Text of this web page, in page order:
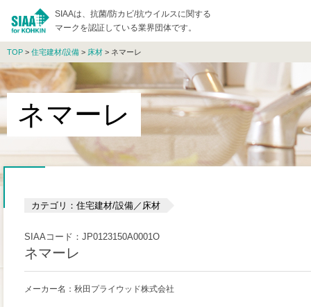
SIAAは、抗菌/防カビ/抗ウイルスに関する
マークを認証している業界団体です。
TOP > 住宅建材/設備 > 床材 > ネマーレ
ネマーレ
カテゴリ：住宅建材/設備／床材
SIAAコード：JP0123150A0001O
ネマーレ
メーカー名：秋田プライウッド株式会社